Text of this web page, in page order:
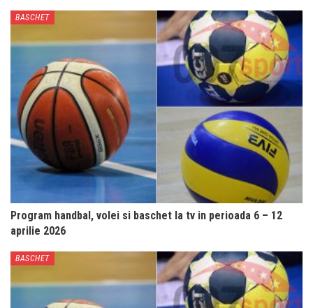
BASCHET
Program handbal, volei si baschet la tv in perioada 6 – 12
aprilie 2026
BASCHET